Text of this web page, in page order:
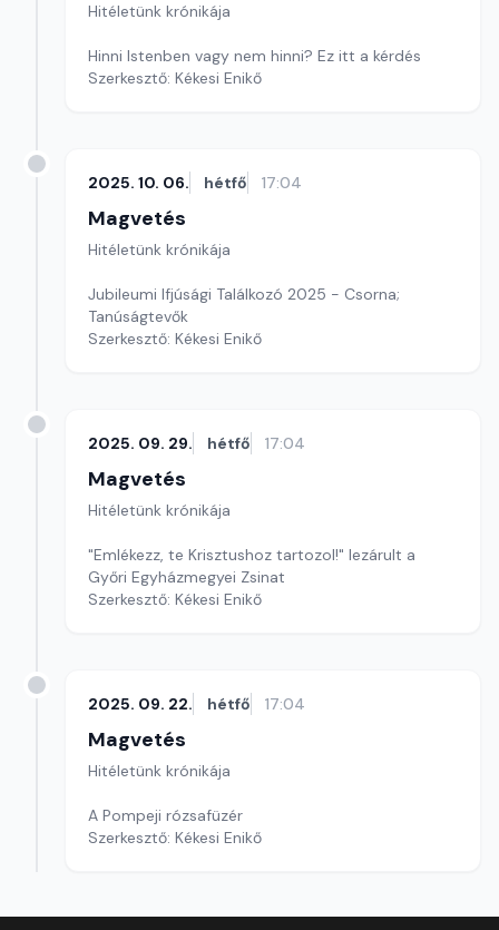
Hitéletünk krónikája
Hinni Istenben vagy nem hinni? Ez itt a kérdés
Szerkesztő: Kékesi Enikő
2025. 10. 06. hétfő 17:04
Magvetés
Hitéletünk krónikája
Jubileumi Ifjúsági Találkozó 2025 - Csorna;
Tanúságtevők
Szerkesztő: Kékesi Enikő
2025. 09. 29. hétfő 17:04
Magvetés
Hitéletünk krónikája
"Emlékezz, te Krisztushoz tartozol!" lezárult a
Győri Egyházmegyei Zsinat
Szerkesztő: Kékesi Enikő
2025. 09. 22. hétfő 17:04
Magvetés
Hitéletünk krónikája
A Pompeji rózsafüzér
Szerkesztő: Kékesi Enikő